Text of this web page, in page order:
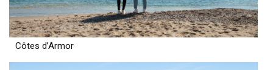
Côtes d’Armor